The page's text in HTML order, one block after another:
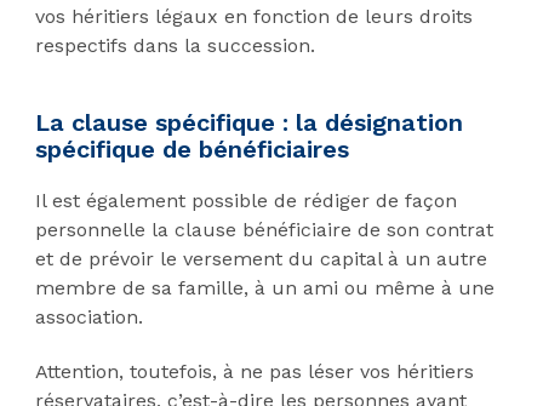
vos héritiers légaux en fonction de leurs droits
respectifs dans la succession.
La clause spécifique : la désignation
spécifique de bénéficiaires
Il est également possible de rédiger de façon
personnelle la clause bénéficiaire de son contrat
et de prévoir le versement du capital à un autre
membre de sa famille, à un ami ou même à une
association.
Attention, toutefois, à ne pas léser vos héritiers
réservataires, c’est-à-dire les personnes ayant